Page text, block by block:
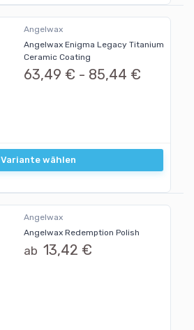
Angelwax
Angelwax Enigma Legacy Titanium
Ceramic Coating
63,49 € - 85,44 €
Variante wählen
Angelwax
Angelwax Redemption Polish
ab 13,42 €